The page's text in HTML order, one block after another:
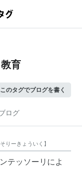
育
このタグでブログを書く
ログ
りーきょういく 】
テッソーリによ